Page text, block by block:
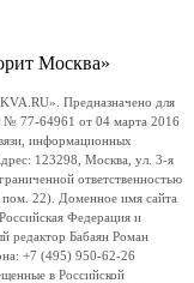
Москва»
Предназначено для
№ 77-64961 от 04 марта 2016
информационных
123298, Москва, ул. 3-я
ответственностью
22). Доменное имя сайта
Федерация и
редактор Бабаян Роман
+7 (495) 950-62-26
в Российской